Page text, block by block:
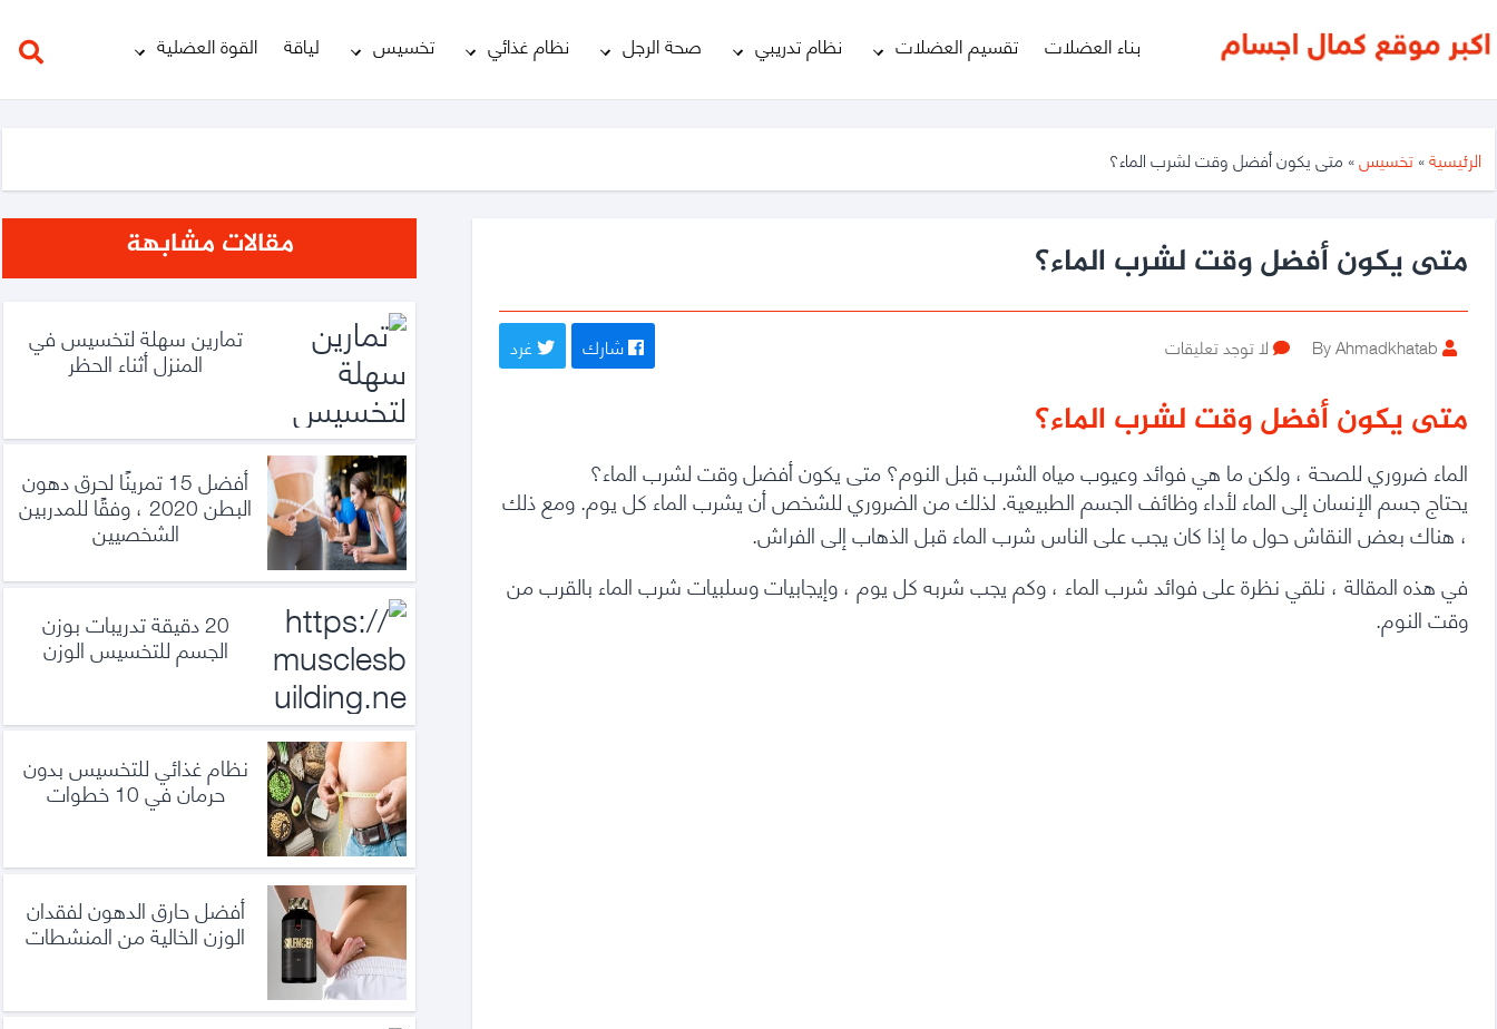
موقع
فى
مجال
كمال
الأجسام
بناء العضلات تقسيم العضلات نظام تدريبي صحة الرجل نظام غذائي تخسيس لياقة القوة العضلية
الرئيسية»تخسيس» متى يكون أفضل وقت لشرب الماء؟
متى يكون أفضل وقت لشرب الماء؟
Post
By Ahmadkhatab لا توجد تعليقاتعلى
يكون
أفضل
وقت
لشرب
الماء؟
شارك غرد
متى يكون أفضل وقت لشرب الماء؟
الماء ضروري للصحة ، ولكن ما هي فوائد وعيوب مياه الشرب قبل النوم؟ متى يكون أفضل وقت لشرب الماء؟
يحتاج جسم الإنسان إلى الماء لأداء وظائف الجسم الطبيعية. لذلك من الضروري للشخص أن يشرب الماء كل يوم. ومع ذلك
، هناك بعض النقاش حول ما إذا كان يجب على الناس شرب الماء قبل الذهاب إلى الفراش.
في هذه المقالة ، نلقي نظرة على فوائد شرب الماء ، وكم يجب شربه كل يوم ، وإيجابيات وسلبيات شرب الماء بالقرب من
وقت النوم.
مقالات مشابهة
تمارين سهلة لتخسيس في
المنزل أثناء الحظر
أفضل 15 تمرينًا لحرق دهون
البطن 2020 ، وفقًا للمدربين
الشخصيين
20 دقيقة تدريبات بوزن
الجسم للتخسيس الوزن
نظام غذائي للتخسيس بدون
حرمان في 10 خطوات
أفضل حارق الدهون لفقدان
الوزن الخالية من المنشطات